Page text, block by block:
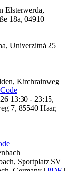
Elsterwerda,
18a, 04910
Univerzitná 25
Kirchrainweg
13:30 - 23:15,
7, 85540 Haar,
Sportplatz SV